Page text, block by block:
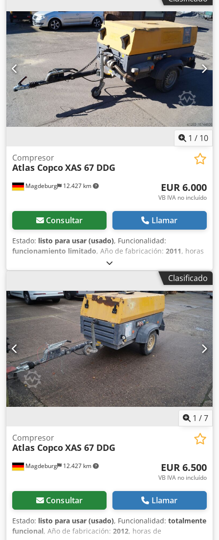
alimentación de emergencia 12,5 kVA, conexiones: 1 x 230
Voltios, 2 x 400 Voltios, núm. de serie YA3062560C0262053,
ABE y homologación disponibles, un eje de torsión
doblado, falta la cubierta de la correa trapezoidal, falta la
rejilla del ventilador. Djdpfx Akezbiicjkeck
1 / 10
Magdeburg 12.427 km
Compresor
Atlas CopcoXAS 67 DDG
EUR 6.000
VB IVA no incluído
Consultar Llamar
Estado: listo para usar (usado), Funcionalidad:
funcionamiento limitado, Año de fabricación: 2011, horas
, Equipamiento:
Compresor Atlas Copco XAS 67 DDG, año de fabricación
2011, 1192 horas de funcionamiento, caudal volumétrico
3,5 m³, alimentación de emergencia 12,5 kVA, conexiones 1
x 230 voltios, 2 x 400 voltios, número de serie
YA3062566B0165583, homologación disponible, el fusible
se funde al conectar la alimentación de emergencia, filtro
de hollín aguas abajo SMF-MR Dsdjv Rbufjpfx Akkock
Clasificado
1 /7
Magdeburg 12.427 km
Compresor
Atlas CopcoXAS 67 DDG
EUR 6.500
VB IVA no incluído
Consultar Llamar
Estado: listo para usar (usado), Funcionalidad: totalmente
funcional, Año de fabricación: 2012, horas de